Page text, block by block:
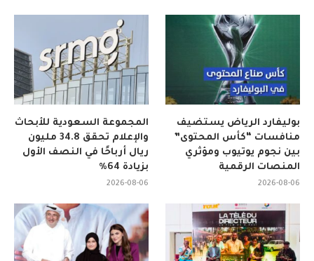
المجموعة السعودية للأبحاث
والإعلام تحقق 34.8 مليون
ريال أرباحًا في النصف الأول
بزيادة 64%
2026-08-06
بوليفارد الرياض يستضيف
منافسات “كأس المحتوى”
بين نجوم يوتيوب ومؤثري
المنصات الرقمية
2026-08-06